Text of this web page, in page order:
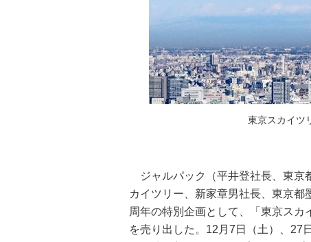
東京スカイ
ジャルパック（平井登社長、東京
カイツリー、新家章男社長、東京
周年の特別企画として、「東京スカ
を売り出した。12月7日（土）、27